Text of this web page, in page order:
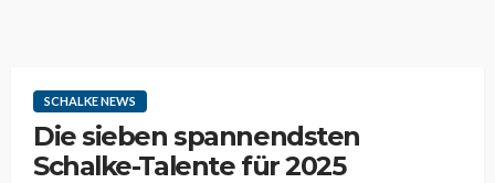
SCHALKE NEWS
Die sieben spannendsten
Schalke-Talente für 2025